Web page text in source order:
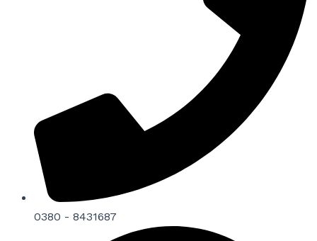
0380 - 8431687